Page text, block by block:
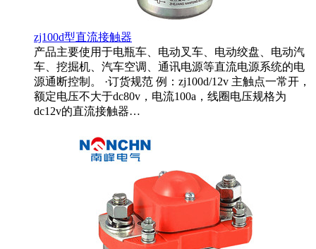
zj100d型直流接触器
产品主要使用于电瓶车、电动叉车、电动绞盘、电动汽
车、挖掘机、汽车空调、通讯电源等直流电源系统的电
源通断控制。 ·订货规范 例：zj100d/12v 主触点一常开，
额定电压不大于dc80v，电流100a，线圈电压规格为
dc12v的直流接触器…